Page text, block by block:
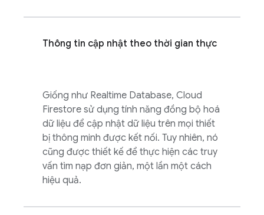
Thông tin cập nhật theo thời gian thực
Giống như Realtime Database, Cloud
Firestore sử dụng tính năng đồng bộ hoá
dữ liệu để cập nhật dữ liệu trên mọi thiết
bị thông minh được kết nối. Tuy nhiên, nó
cũng được thiết kế để thực hiện các truy
vấn tìm nạp đơn giản, một lần một cách
hiệu quả.